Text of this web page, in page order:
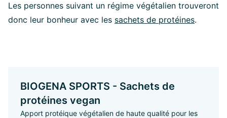
Les personnes suivant un régime végétalien trouveront
donc leur bonheur avec les sachets de protéines.
BIOGENA SPORTS - Sachets de
protéines vegan
Apport protéique végétalien de haute qualité pour les